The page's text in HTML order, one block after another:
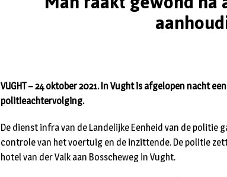
VUGHT – 24 oktober 2021. In Vught is afgelopen nacht
politieachtervolging.
De dienst infra van de Landelijke Eenheid van de politie
controle van het voertuig en de inzittende. De politie
hotel van der Valk aan Bosscheweg in Vught.